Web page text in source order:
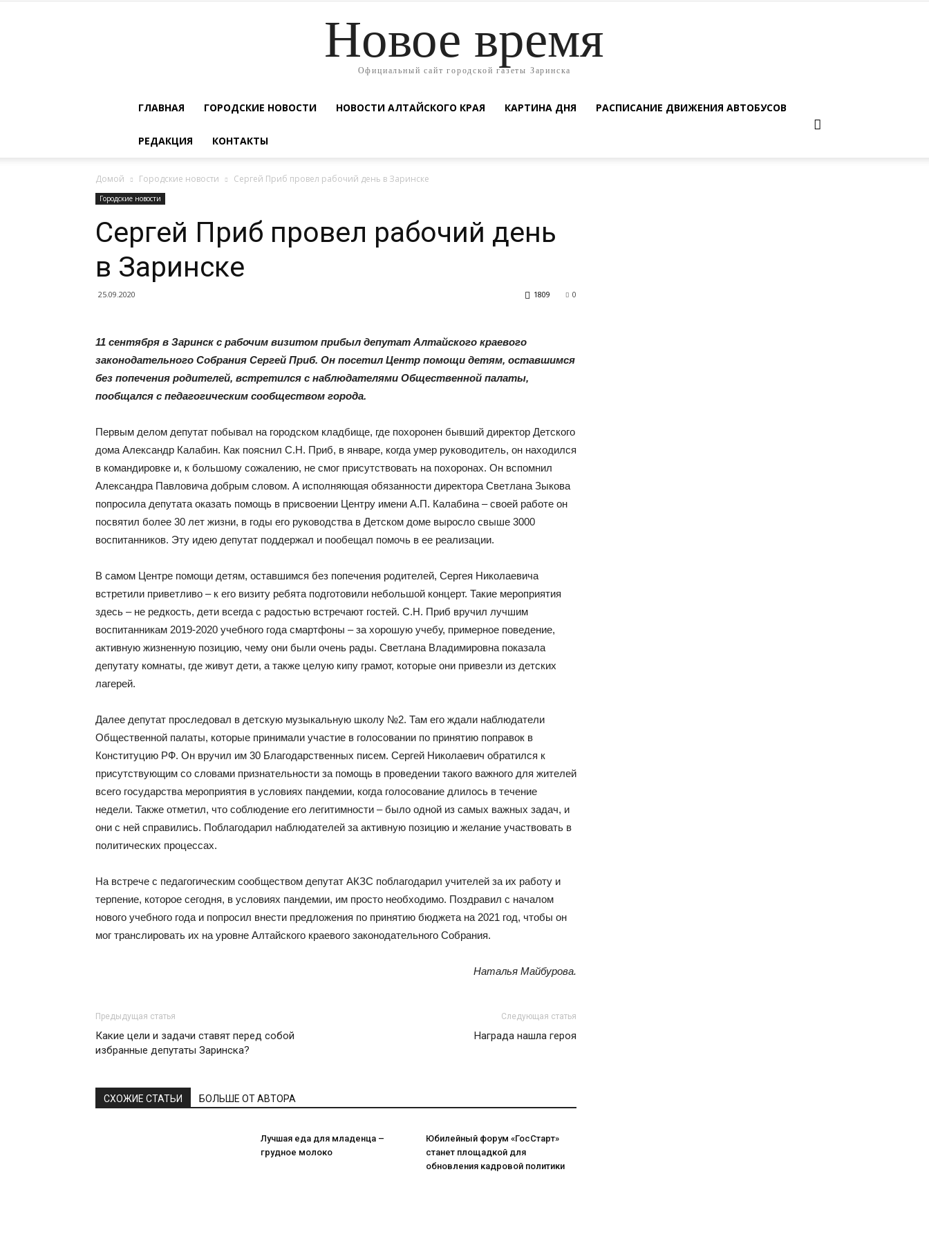
Новое время
Официальный сайт городской газеты Заринска
ГЛАВНАЯ ГОРОДСКИЕ НОВОСТИ НОВОСТИ АЛТАЙСКОГО КРАЯ КАРТИНА ДНЯ РАСПИСАНИЕ ДВИЖЕНИЯ АВТОБУСОВ
РЕДАКЦИЯ КОНТАКТЫ
Домой Городские новости Сергей Приб провел рабочий день в Заринске
Городские новости
Сергей Приб провел рабочий день
в Заринске
25.09.2020 0
1809
11 сентября в Заринск с рабочим визитом прибыл депутат Алтайского краевого
законодательного Собрания Сергей Приб. Он посетил Центр помощи детям, оставшимся
без попечения родителей, встретился с наблюдателями Общественной палаты,
пообщался с педагогическим сообществом города.
Первым делом депутат побывал на городском кладбище, где похоронен бывший директор Детского
дома Александр Калабин. Как пояснил С.Н. Приб, в январе, когда умер руководитель, он находился
в командировке и, к большому сожалению, не смог присутствовать на похоронах. Он вспомнил
Александра Павловича добрым словом. А исполняющая обязанности директора Светлана Зыкова
попросила депутата оказать помощь в присвоении Центру имени А.П. Калабина – своей работе он
посвятил более 30 лет жизни, в годы его руководства в Детском доме выросло свыше 3000
воспитанников. Эту идею депутат поддержал и пообещал помочь в ее реализации.
В самом Центре помощи детям, оставшимся без попечения родителей, Сергея Николаевича
встретили приветливо – к его визиту ребята подготовили небольшой концерт. Такие мероприятия
здесь – не редкость, дети всегда с радостью встречают гостей. С.Н. Приб вручил лучшим
воспитанникам 2019-2020 учебного года смартфоны – за хорошую учебу, примерное поведение,
активную жизненную позицию, чему они были очень рады. Светлана Владимировна показала
депутату комнаты, где живут дети, а также целую кипу грамот, которые они привезли из детских
лагерей.
Далее депутат проследовал в детскую музыкальную школу №2. Там его ждали наблюдатели
Общественной палаты, которые принимали участие в голосовании по принятию поправок в
Конституцию РФ. Он вручил им 30 Благодарственных писем. Сергей Николаевич обратился к
присутствующим со словами признательности за помощь в проведении такого важного для жителей
всего государства мероприятия в условиях пандемии, когда голосование длилось в течение
недели. Также отметил, что соблюдение его легитимности – было одной из самых важных задач, и
они с ней справились. Поблагодарил наблюдателей за активную позицию и желание участвовать в
политических процессах.
На встрече с педагогическим сообществом депутат АКЗС поблагодарил учителей за их работу и
терпение, которое сегодня, в условиях пандемии, им просто необходимо. Поздравил с началом
нового учебного года и попросил внести предложения по принятию бюджета на 2021 год, чтобы он
мог транслировать их на уровне Алтайского краевого законодательного Собрания.
Наталья Майбурова.
Предыдущая статья
Какие цели и задачи ставят перед собой
избранные депутаты Заринска?
Следующая статья
Награда нашла героя
СХОЖИЕ СТАТЬИ БОЛЬШЕ ОТ АВТОРА
Лучшая еда для младенца –
грудное молоко
Юбилейный форум «ГосСтарт»
станет площадкой для
обновления кадровой политики